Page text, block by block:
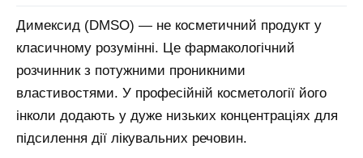
Димексид (DMSO) — не косметичний продукт у
класичному розумінні. Це фармакологічний
розчинник з потужними проникними
властивостями. У професійній косметології його
інколи додають у дуже низьких концентраціях для
підсилення дії лікувальних речовин.